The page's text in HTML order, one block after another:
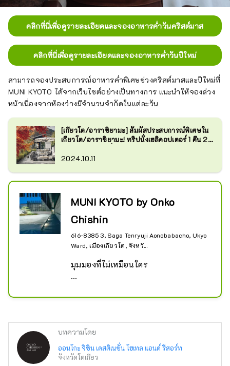
คลิกที่นี่เพื่อดูรายละเอียดและจองอาหารค่ำวันคริสต์มาส
คลิกที่นี่เพื่อดูรายละเอียดและจองอาหารค่ำวันปีใหม่
สามารถจองประสบการณ์อาหารค่ำพิเศษช่วงคริสต์มาสและปีใหม่ที่
MUNI KYOTO ได้จากเว็บไซต์อย่างเป็นทางการ แนะนำให้จองล่วง
หน้าเนื่องจากห้องว่างมีจำนวนจำกัดในแต่ละวัน
[เกียวโต/อาราชิยามะ] สัมผัสประสบการณ์พิเศษใน
เกียวโต/อาราชิยามะ! ทริปนั่งเฮลิคอปเตอร์ 1 คืน 2
2024.10.11
MUNI KYOTO by Onko
Chishin
616-8385 3, Saga Tenryuji Aonobabacho, Ukyo
Ward, เมืองเกียวโต, จังหวั...
มุมมองที่ไม่เหมือนใคร
โพ้นมาโดยตลอด
เมืองหลวงโบราณและเพลิดเพลินไปกับ
ประสบการณ์ที่ไม่เหมือนใคร
บทความโดย
ออนโกะ จิชิน เดสติเนชั่น โฮเทล แอนด์ รีสอร์ท
จังหวัดโตเกียว